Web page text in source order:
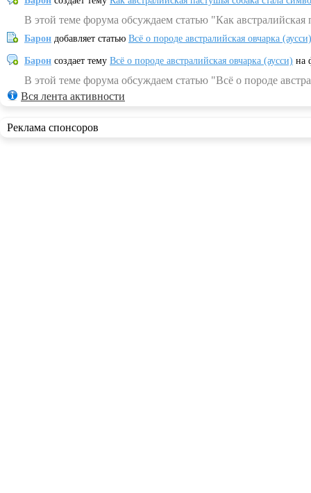
В этой теме форума обсуждаем статью "Как
Барон добавляет статью Всё о породе австралийская овчарка (аусси)
Барон создает тему Всё о породе австралийская овчарка (аусси) на
В этой теме форума обсуждаем статью "Всё о породе
Вся лента активности
Реклама спонсоров